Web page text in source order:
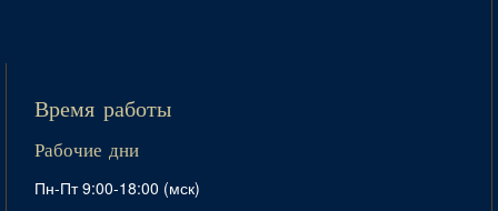
Время работы
Рабочие дни
Пн-Пт 9:00-18:00 (мск)